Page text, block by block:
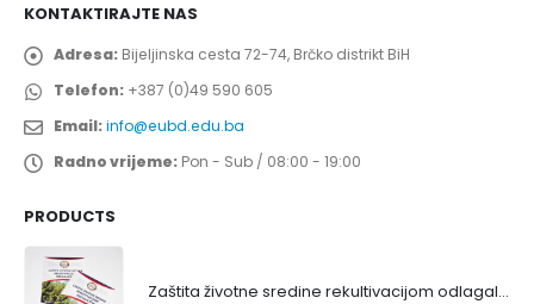
KONTAKTIRAJTE NAS
Adresa: Bijeljinska cesta 72-74, Brčko distrikt BiH
Telefon: +387 (0)49 590 605
Email:info@eubd.edu.ba
Radno vrijeme: Pon - Sub / 08:00 - 19:00
PRODUCTS
Zaštita životne sredine rekultivacijom odlagališta